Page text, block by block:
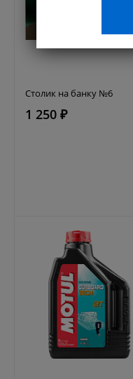
Столик на банку №6
1 250 ₽